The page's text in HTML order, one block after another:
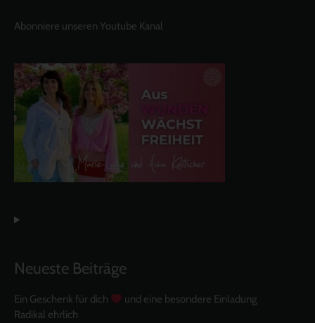
Abonniere unseren Youtube Kanal
Neueste Beiträge
Ein Geschenk für dich
und eine besondere Einladung
Radikal ehrlich